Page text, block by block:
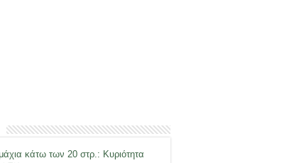
κάτω των 20 στρ.: Κυριότητα